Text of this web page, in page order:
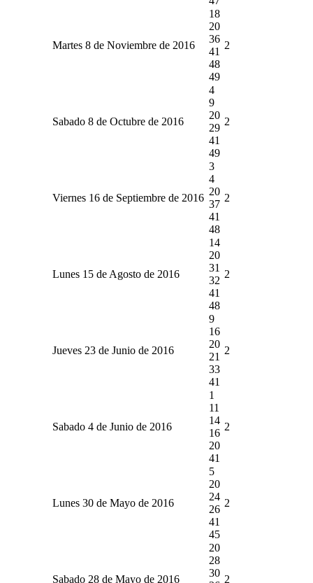
Martes 8 de Noviembre de 2016
18
20
36
41
48
49
2
Sabado 8 de Octubre de 2016
4
9
20
29
41
49
2
Viernes 16 de Septiembre de 2016
3
4
20
37
41
48
2
Lunes 15 de Agosto de 2016
14
20
31
32
41
48
2
Jueves 23 de Junio de 2016
9
16
20
21
33
41
2
Sabado 4 de Junio de 2016
1
11
14
16
20
41
2
Lunes 30 de Mayo de 2016
5
20
24
26
41
45
2
Sabado 28 de Mayo de 2016
20
28
30
2